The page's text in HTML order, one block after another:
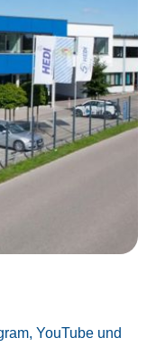
YouTube und